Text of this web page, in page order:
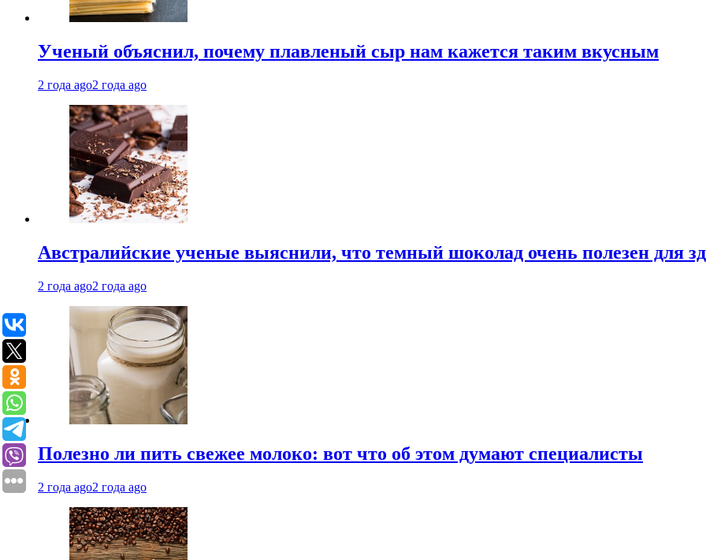
Ученый объяснил, почему плавленый сыр нам кажется таким вкусным
2 года ago2 года ago
Австралийские ученые выяснили, что темный шоколад очень полезен для
2 года ago2 года ago
Полезно ли пить свежее молоко: вот что об этом думают специалисты
2 года ago2 года ago